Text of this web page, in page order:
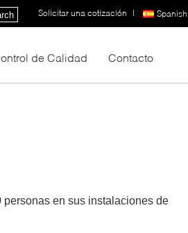
Spanish
Solicitar una cotización |
de Calidad Contacto
en sus instalaciones de